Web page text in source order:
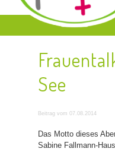
See
Beitrag vom 07.08.2014
Das Motto dieses
Sabine Fallmann-